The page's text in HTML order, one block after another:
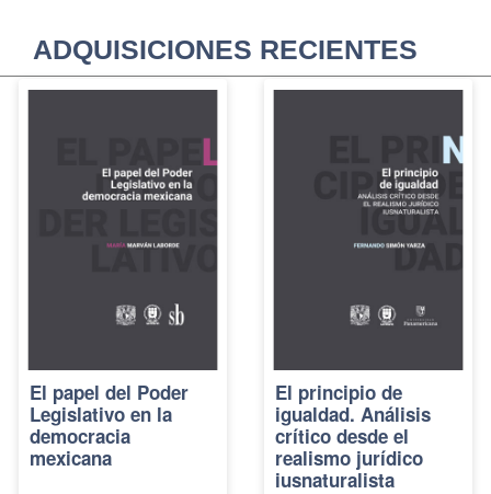
ADQUISICIONES RECIENTES
El papel del Poder
Legislativo en la
democracia
mexicana
El principio de
igualdad. Análisis
crítico desde el
realismo jurídico
iusnaturalista